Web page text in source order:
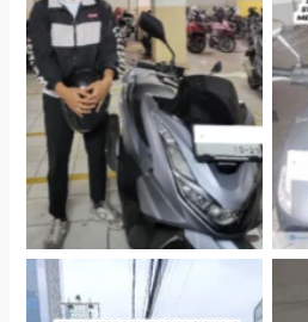
Hotel Kartika Chandra,
Jakarta Selatan